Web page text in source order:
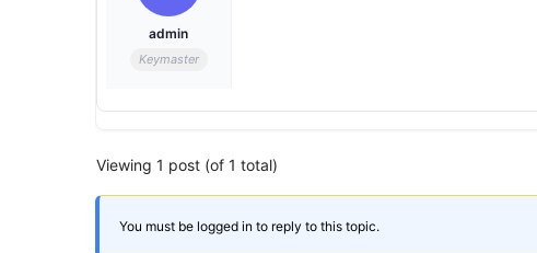
admin
Keymaster
Viewing 1 post (of 1 total)
You must be logged in to reply to this topic.